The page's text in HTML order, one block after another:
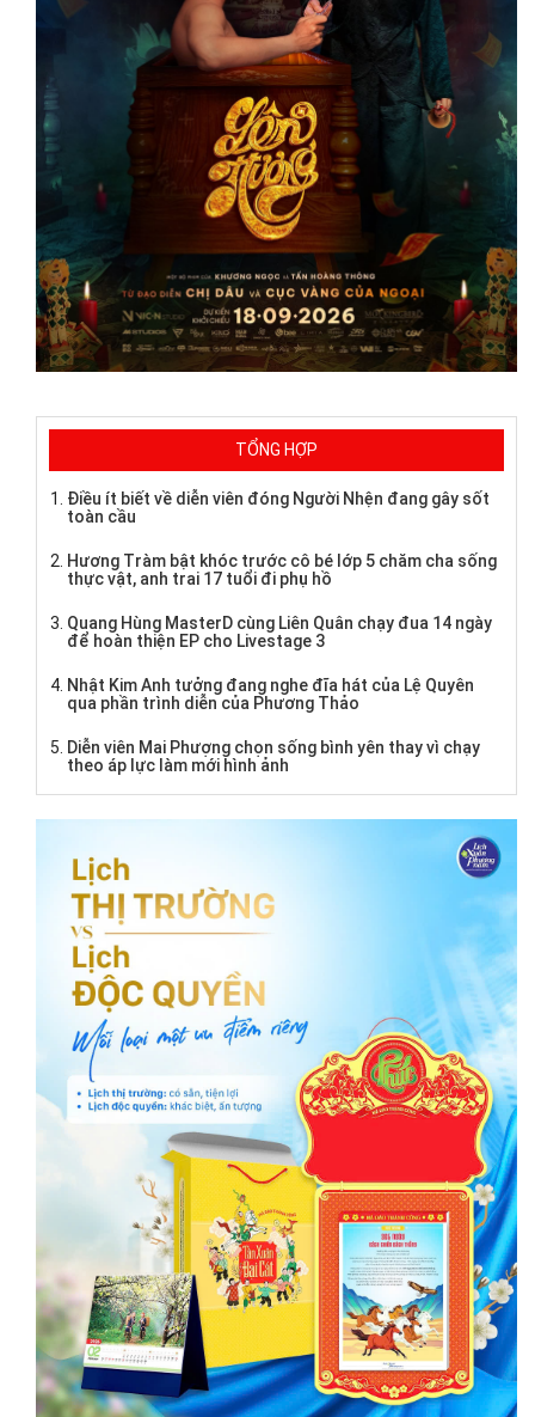
TỔNG HỢP
Điều ít biết về diễn viên đóng Người Nhện đang gây sốt
toàn cầu
Hương Tràm bật khóc trước cô bé lớp 5 chăm cha sống
thực vật, anh trai 17 tuổi đi phụ hồ
Quang Hùng MasterD cùng Liên Quân chạy đua 14 ngày
để hoàn thiện EP cho Livestage 3
Nhật Kim Anh tưởng đang nghe đĩa hát của Lệ Quyên
qua phần trình diễn của Phương Thảo
Diễn viên Mai Phượng chọn sống bình yên thay vì chạy
theo áp lực làm mới hình ảnh